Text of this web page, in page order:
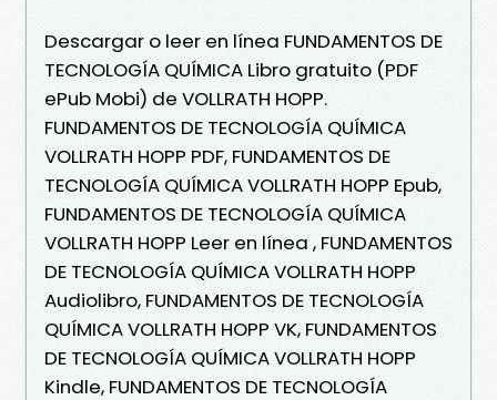
Descargar o leer en línea FUNDAMENTOS DE
TECNOLOGÍA QUÍMICA Libro gratuito (PDF
ePub Mobi) de VOLLRATH HOPP.
FUNDAMENTOS DE TECNOLOGÍA QUÍMICA
VOLLRATH HOPP PDF, FUNDAMENTOS DE
TECNOLOGÍA QUÍMICA VOLLRATH HOPP Epub,
FUNDAMENTOS DE TECNOLOGÍA QUÍMICA
VOLLRATH HOPP Leer en línea , FUNDAMENTOS
DE TECNOLOGÍA QUÍMICA VOLLRATH HOPP
Audiolibro, FUNDAMENTOS DE TECNOLOGÍA
QUÍMICA VOLLRATH HOPP VK, FUNDAMENTOS
DE TECNOLOGÍA QUÍMICA VOLLRATH HOPP
Kindle, FUNDAMENTOS DE TECNOLOGÍA